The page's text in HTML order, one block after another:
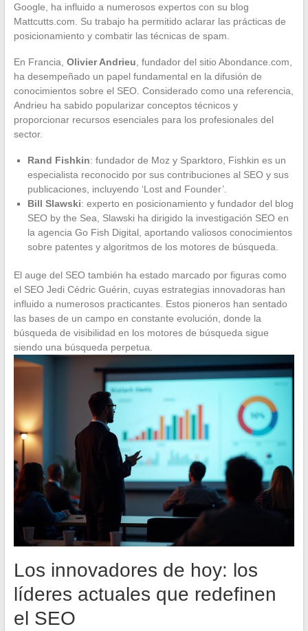
Google, ha influido a numerosos expertos con su blog
Mattcutts.com. Su trabajo ha permitido aclarar las prácticas de
posicionamiento y combatir las técnicas de spam.
En Francia, Olivier Andrieu , fundador del sitio Abondance.com,
ha desempeñado un papel fundamental en la difusión de
conocimientos sobre el SEO. Considerado como una referencia,
Andrieu ha sabido popularizar conceptos técnicos y
proporcionar recursos esenciales para los profesionales del
sector.
Rand Fishkin: fundador de Moz y Sparktoro, Fishkin es un
especialista reconocido por sus contribuciones al SEO y sus
publicaciones, incluyendo ‘Lost and Founder’.
Bill Slawski: experto en posicionamiento y fundador del blog
SEO by the Sea, Slawski ha dirigido la investigación SEO en
la agencia Go Fish Digital, aportando valiosos conocimientos
sobre patentes y algoritmos de los motores de búsqueda.
El auge del SEO también ha estado marcado por figuras como
el SEO Jedi Cédric Guérin, cuyas estrategias innovadoras han
influido a numerosos practicantes. Estos pioneros han sentado
las bases de un campo en constante evolución, donde la
búsqueda de visibilidad en los motores de búsqueda sigue
siendo una búsqueda perpetua.
Los innovadores de hoy: los
líderes actuales que redefinen
el SEO